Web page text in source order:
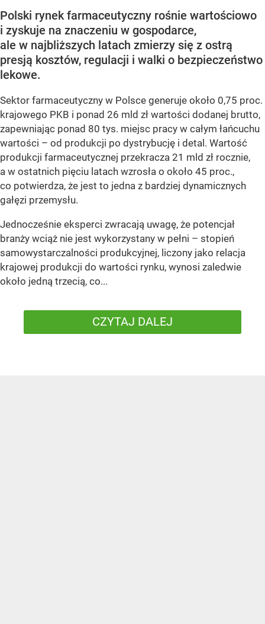
Polski rynek farmaceutyczny rośnie wartościowo
i zyskuje na znaczeniu w gospodarce,
ale w najbliższych latach zmierzy się z ostrą
presją kosztów, regulacji i walki o bezpieczeństwo
lekowe.
Sektor farmaceutyczny w Polsce generuje około 0,75 proc.
krajowego PKB i ponad 26 mld zł wartości dodanej brutto,
zapewniając ponad 80 tys. miejsc pracy w całym łańcuchu
wartości – od produkcji po dystrybucję i detal. Wartość
produkcji farmaceutycznej przekracza 21 mld zł rocznie,
a w ostatnich pięciu latach wzrosła o około 45 proc.,
co potwierdza, że jest to jedna z bardziej dynamicznych
gałęzi przemysłu.
Jednocześnie eksperci zwracają uwagę, że potencjał
branży wciąż nie jest wykorzystany w pełni – stopień
samowystarczalności produkcyjnej, liczony jako relacja
krajowej produkcji do wartości rynku, wynosi zaledwie
około jedną trzecią, co...
CZYTAJ DALEJ